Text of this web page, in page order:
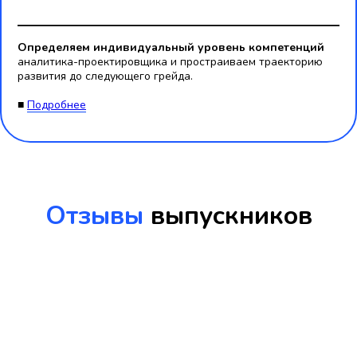
Определяем индивидуальный уровень компетенций
аналитика-проектировщика и простраиваем траекторию
развития до следующего грейда.
■ Подробнее
Отзывы выпускников